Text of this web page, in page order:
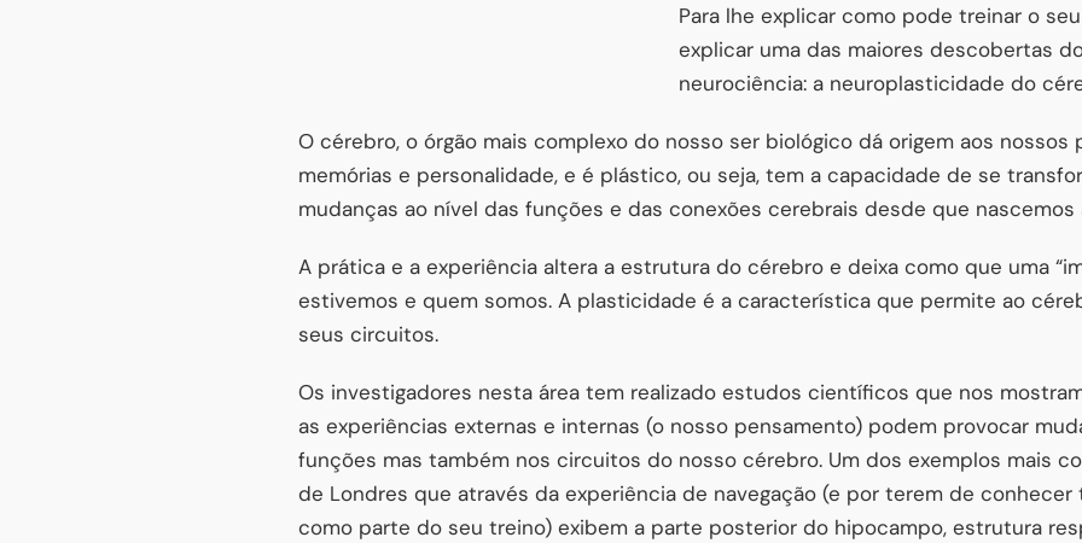
Para lhe explicar como pode treinar o
explicar uma das maiores descobertas
neurociência: a neuroplasticidade do
O cérebro, o órgão mais complexo do nosso ser biológico dá origem aos nossos
memórias e personalidade, e é plástico, ou seja, tem a capacidade de se
mudanças ao nível das funções e das conexões cerebrais desde que
A prática e a experiência altera a estrutura do cérebro e deixa como que uma
estivemos e quem somos. A plasticidade é a característica que permite ao
seus circuitos.
Os investigadores nesta área tem realizado estudos científicos que nos
as experiências externas e internas (o nosso pensamento) podem provocar
funções mas também nos circuitos do nosso cérebro. Um dos exemplos mais
de Londres que através da experiência de navegação (e por terem de conhecer
como parte do seu treino) exibem a parte posterior do hipocampo, estrutura